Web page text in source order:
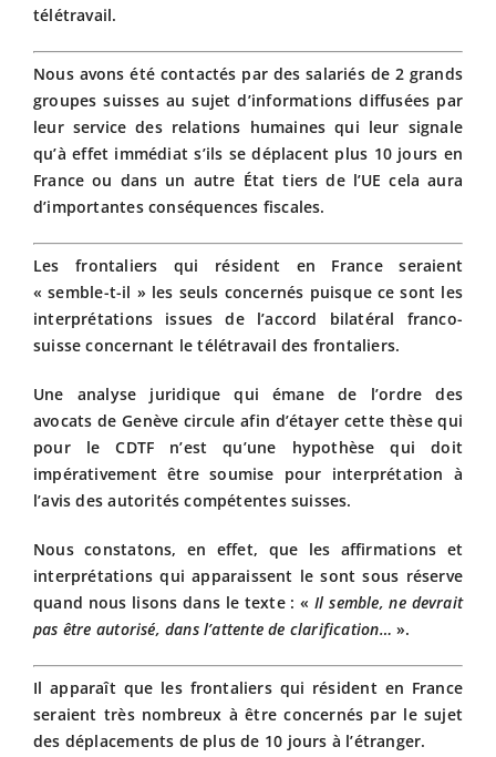
télétravail.
Nous avons été contactés par des salariés de 2 grands
groupes suisses au sujet d’informations diffusées par
leur service des relations humaines qui leur signale
qu’à effet immédiat s’ils se déplacent plus 10 jours en
France ou dans un autre État tiers de l’UE cela aura
d’importantes conséquences fiscales.
Les frontaliers qui résident en France seraient
« semble-t-il » les seuls concernés puisque ce sont les
interprétations issues de l’accord bilatéral franco-
suisse concernant le télétravail des frontaliers.
Une analyse juridique qui émane de l’ordre des
avocats de Genève circule afin d’étayer cette thèse qui
pour le CDTF n’est qu’une hypothèse qui doit
impérativement être soumise pour interprétation à
l’avis des autorités compétentes suisses.
Nous constatons, en effet, que les affirmations et
interprétations qui apparaissent le sont sous réserve
quand nous lisons dans le texte : «Il semble, ne devrait
pas être autorisé, dans l’attente de clarification… ».
Il apparaît que les frontaliers qui résident en France
seraient très nombreux à être concernés par le sujet
des déplacements de plus de 10 jours à l’étranger.